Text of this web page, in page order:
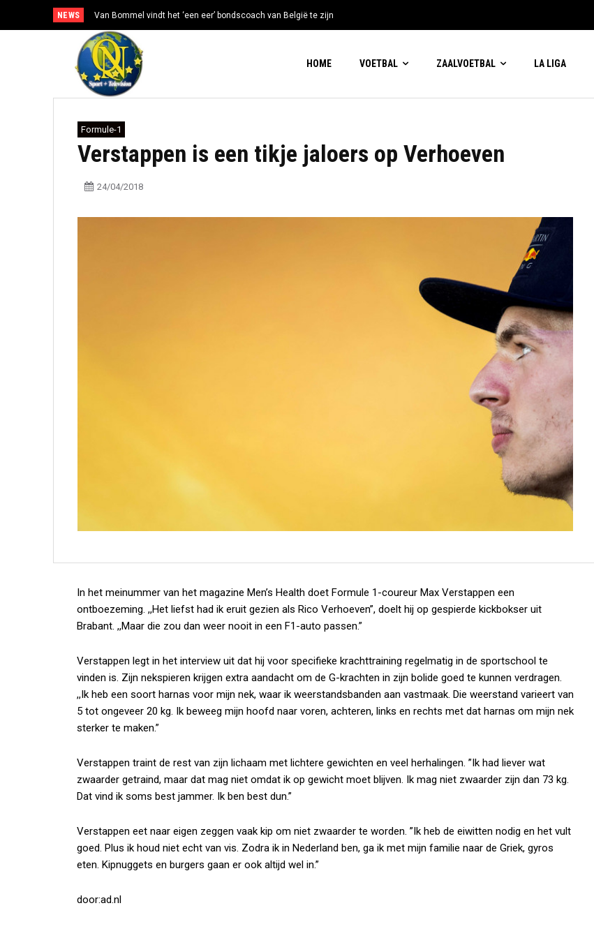
NEWS Van Bommel vindt het ‘een eer’ bondscoach van België te zijn
HOME VOETBAL ZAALVOETBAL LA LIGA
Formule-1
Verstappen is een tikje jaloers op Verhoeven
24/04/2018
In het meinummer van het magazine Men’s Health doet Formule 1-coureur Max Verstappen een
ontboezeming. ,,Het liefst had ik eruit gezien als Rico Verhoeven”, doelt hij op gespierde kickbokser uit
Brabant. ,,Maar die zou dan weer nooit in een F1-auto passen.”
Verstappen legt in het interview uit dat hij voor specifieke krachttraining regelmatig in de sportschool te
vinden is. Zijn nekspieren krijgen extra aandacht om de G-krachten in zijn bolide goed te kunnen verdragen.
,,Ik heb een soort harnas voor mijn nek, waar ik weerstandsbanden aan vastmaak. Die weerstand varieert van
5 tot ongeveer 20 kg. Ik beweeg mijn hoofd naar voren, achteren, links en rechts met dat harnas om mijn nek
sterker te maken.”
Verstappen traint de rest van zijn lichaam met lichtere gewichten en veel herhalingen. ”Ik had liever wat
zwaarder getraind, maar dat mag niet omdat ik op gewicht moet blijven. Ik mag niet zwaarder zijn dan 73 kg.
Dat vind ik soms best jammer. Ik ben best dun.”
Verstappen eet naar eigen zeggen vaak kip om niet zwaarder te worden. ”Ik heb de eiwitten nodig en het vult
goed. Plus ik houd niet echt van vis. Zodra ik in Nederland ben, ga ik met mijn familie naar de Griek, gyros
eten. Kipnuggets en burgers gaan er ook altijd wel in.”
door:ad.nl